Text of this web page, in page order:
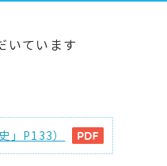
いています
」P133）